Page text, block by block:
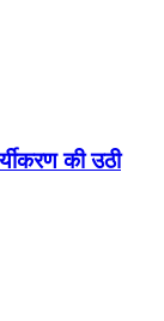
की उठी